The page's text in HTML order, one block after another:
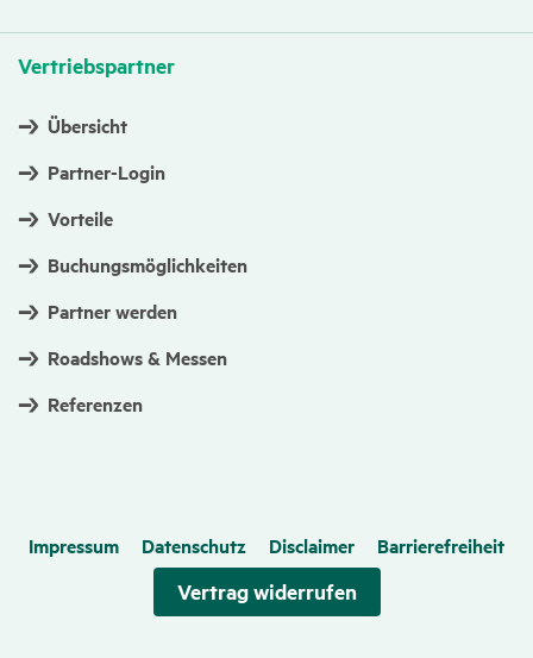
Vertriebs­partner
Übersicht
Partner-Login
Vorteile
Buchungsmöglichkeiten
Partner werden
Roadshows & Messen
Referenzen
Impressum Datenschutz Disclaimer Barrierefreiheit
Vertrag wider­rufen